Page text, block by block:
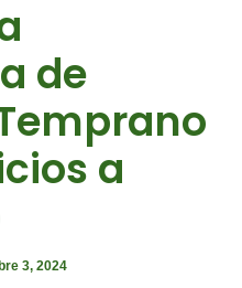
de
a
3, 2024